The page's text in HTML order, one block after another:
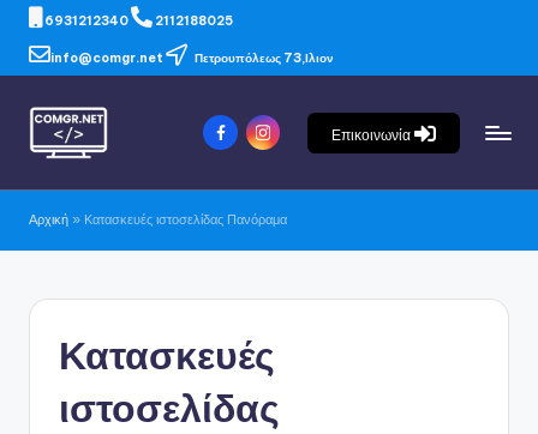
6931212340 2112188025
info@comgr.net Πετρουπόλεως 73,Ιλιον
Επικοινωνία
Αρχική » Κατασκευές ιστοσελίδας Πανόραμα
Κατασκευές
ιστοσελίδας